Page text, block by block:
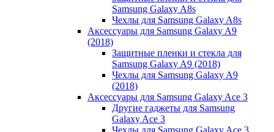
Samsung Galaxy A8s
Чехлы для Samsung Galaxy A8s
Аксессуары для Samsung Galaxy A9
(2018)
Защитные пленки и стекла для
Samsung Galaxy A9 (2018)
Чехлы для Samsung Galaxy A9
(2018)
Аксессуары для Samsung Galaxy Ace 3
Другие гаджеты для Samsung
Galaxy Ace 3
Чехлы для Samsung Galaxy Ace 3